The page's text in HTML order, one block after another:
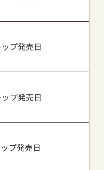
プ発売日
プ発売日
プ発売日